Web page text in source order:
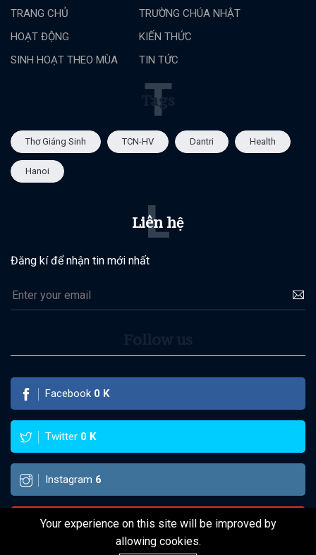
TRANG CHỦ
HOẠT ĐỘNG
SINH HOẠT THEO MÙA
TRƯỜNG CHÚA NHẬT
KIẾN THỨC
TIN TỨC
Tags
T
Thơ Giáng Sinh TCN-HV Dantri Health
Hanoi
Liên hệ
L
Đăng kí để nhận tin mới nhất
Facebook 0 K
Twitter 0 K
Instagram 6
Pinterest
Your experience on this site will be improved by
allowing cookies.